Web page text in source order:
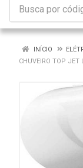
INÍCIO
CHUVEIRO TOP JET